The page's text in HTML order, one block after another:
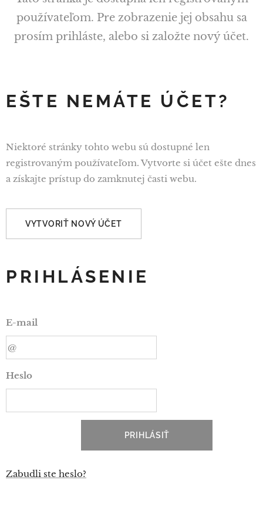
používateľom. Pre zobrazenie jej obsahu sa
prosím prihláste, alebo si založte nový účet.
EŠTE NEMÁTE ÚČET?
Niektoré stránky tohto webu sú dostupné len
registrovaným používateľom. Vytvorte si účet ešte dnes
a získajte prístup do zamknutej časti webu.
VYTVORIŤ NOVÝ ÚČET
PRIHLÁSENIE
E-mail
Heslo
PRIHLÁSIŤ
Zabudli ste heslo?